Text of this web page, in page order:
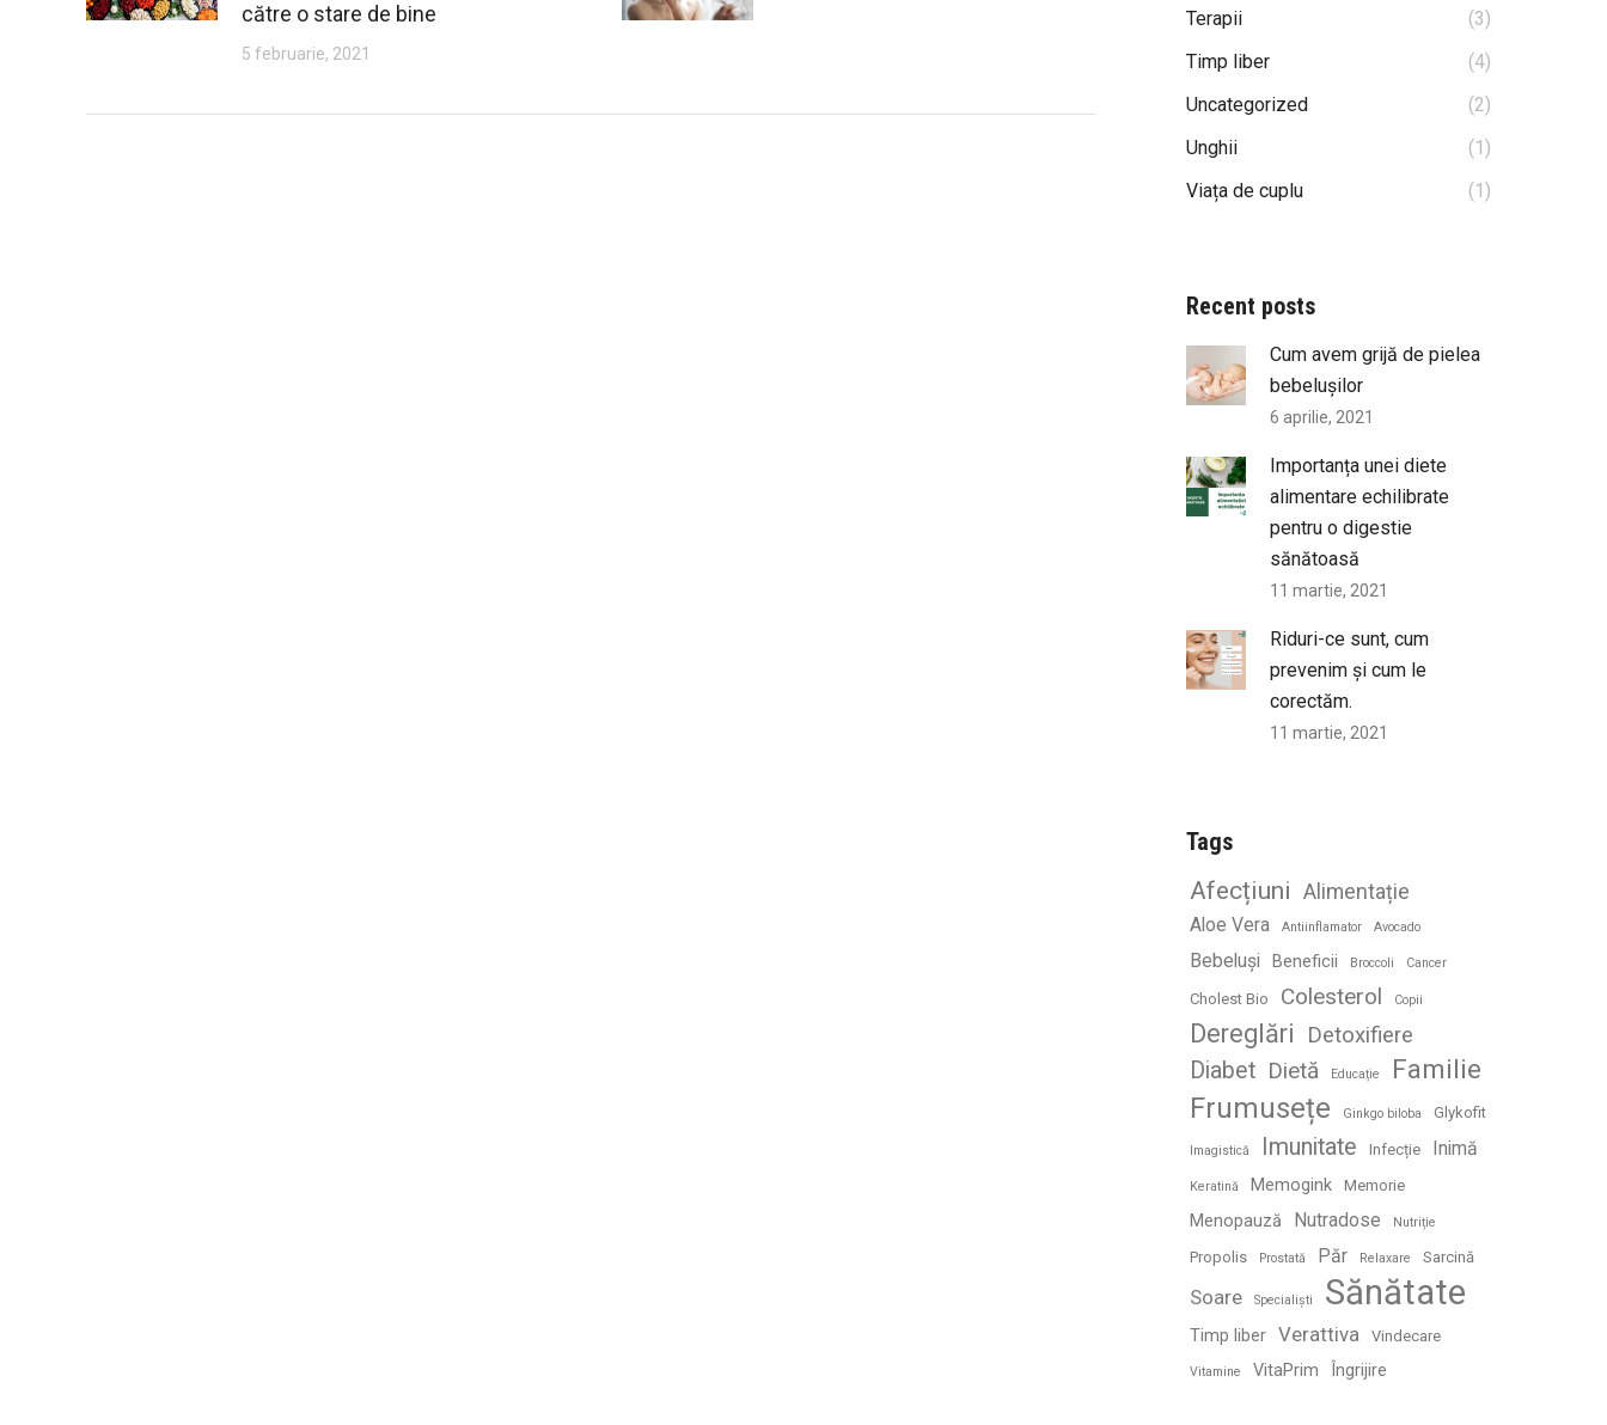
către o stare de bine
5 februarie, 2021
Terapii
(3)
Timp liber
(4)
Uncategorized
(2)
Unghii
(1)
Viața de cuplu
(1)
Recent posts
Cum avem grijă de pielea
bebelușilor
6 aprilie, 2021
Importanța unei diete
alimentare echilibrate
pentru o digestie
sănătoasă
11 martie, 2021
Riduri-ce sunt, cum
prevenim și cum le
corectăm.
11 martie, 2021
Tags
Afecțiuni Alimentație
Aloe Vera Antiinflamator Avocado
Bebeluși Beneficii Broccoli Cancer
Cholest Bio Colesterol Copii
Dereglări Detoxifiere
Diabet Dietă Educație Familie
Frumusețe Ginkgo biloba Glykofit
Imagistică Imunitate Infecție Inimă
Keratină Memogink Memorie
Menopauză Nutradose Nutriție
Propolis Prostată Păr Relaxare Sarcină
Soare Specialiști Sănătate
Timp liber Verattiva Vindecare
Vitamine VitaPrim Îngrijire